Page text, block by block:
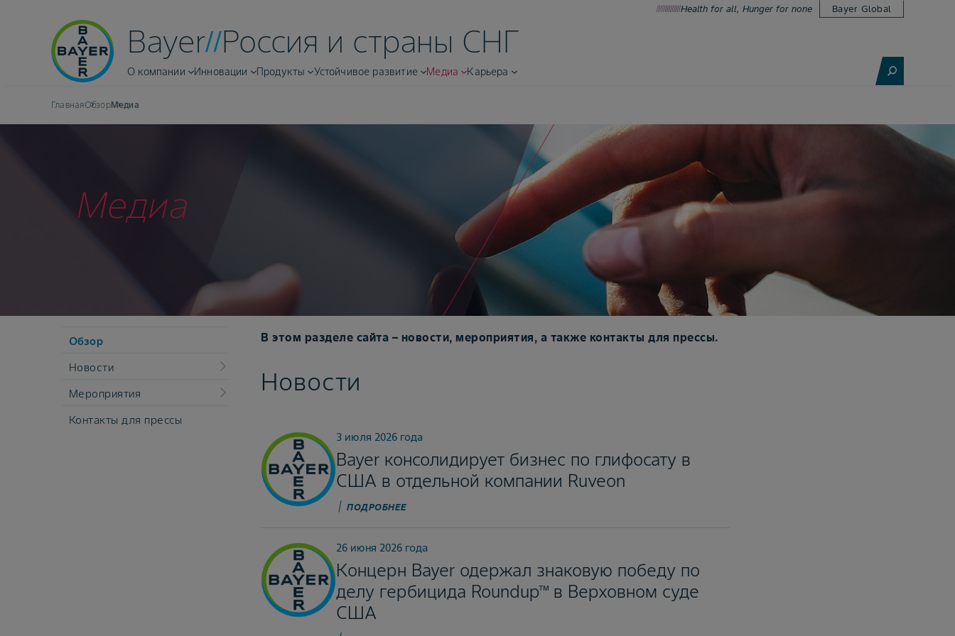
Health for all, Hunger for none Bayer Global
Bayer Россия и страны СНГ
О компании Инновации Продукты Устойчивое развитие Медиа Карьера
ГлавнаяОбзорМедиа
Медиа
Обзор
Новости
Мероприятия
Контакты для прессы
В этом разделе сайта – новости, мероприятия, а также контакты для прессы.
Новости
3 июля 2026 года
Bayer консолидирует бизнес по глифосату в
США в отдельной компании Ruveon
ПОДРОБНЕЕ
26 июня 2026 года
Концерн Bayer одержал знаковую победу по
делу гербицида Roundup™ в Верховном суде
США